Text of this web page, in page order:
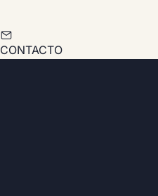
CONTACTO